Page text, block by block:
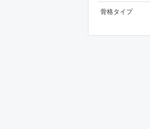
メイクアップ
骨格タイプ